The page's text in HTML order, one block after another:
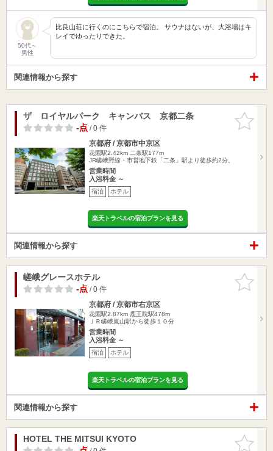
50代～
男性
比良山荘に行くのにこちらで宿泊。 サウナはないが、大浴場はキ
レイでゆったりできた。
関連情報から探す
お気に入
りに追加
ザ ロイヤルパーク キャンバス 京都二条
-点/ 0 件
京都府 / 京都市中京区
花園駅2.42km 二条駅177m
JR嵯峨野線・市営地下鉄「二条」駅より徒歩約2分。
営業時間
入浴料金 ～
宿泊 ホテル
楽天トラベルの宿泊プランを見る
関連情報から探す
お気に入
りに追加
嵯峨グレースホテル
-点/ 0 件
京都府 / 京都市右京区
花園駅2.87km 鹿王院駅478m
ＪＲ嵯峨嵐山駅から徒歩１０分
営業時間
入浴料金 ～
宿泊 ホテル
楽天トラベルの宿泊プランを見る
関連情報から探す
お気に入
りに追加
HOTEL THE MITSUI KYOTO